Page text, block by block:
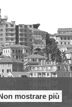
mostrare più